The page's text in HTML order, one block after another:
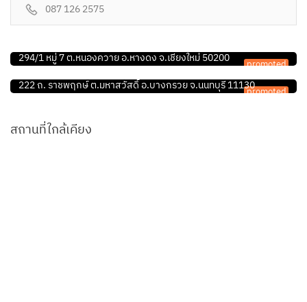
087 126 2575
promoted
คลินิก/โรงพยาบาลสัตว์
294/1 หมู่ 7 ต.หนองควาย อ.หางดง จ.เชียงใหม่ 50200
promoted
คลินิก/โรงพยาบาลสัตว์
โรงพยาบาลสัตว์ เว็ทวิลล์ ราชพฤกษ์
222 ถ. ราชพฤกษ์ ต.มหาสวัสดิ์ อ.บางกรวย จ.นนทบุรี 11130
สถานที่ใกล้เคียง